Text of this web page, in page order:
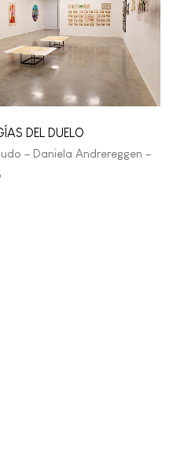
DEL DUELO
– Daniela Andrereggen –